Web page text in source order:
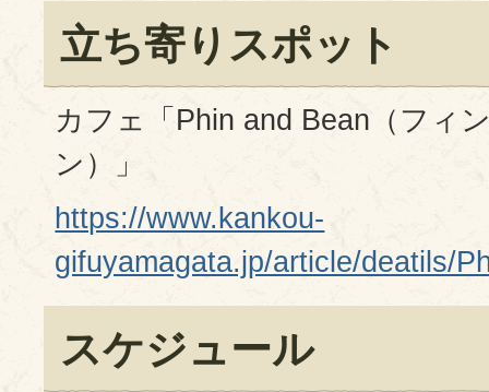
立ち寄りスポット
カフェ「Phin and Bean（フィ
ン）」
https://www.kankou-
gifuyamagata.jp/article/deatils/
スケジュール